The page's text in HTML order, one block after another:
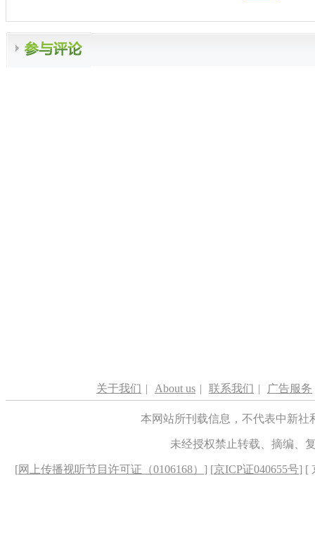
关于我们 | About us | 联系我们 | 广告服务
本网站所刊载信息，不代表中新
未经授权禁止转载、摘编、
[网上传播视听节目许可证（0106168） ] [京ICP证040655号] [